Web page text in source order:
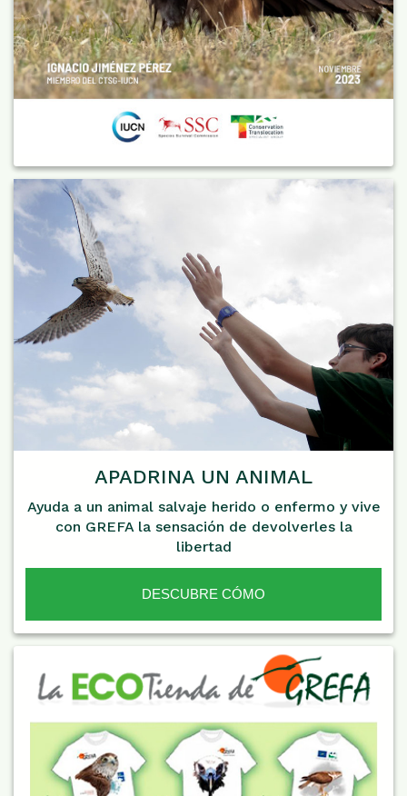
APADRINA UN ANIMAL
Ayuda a un animal salvaje herido o enfermo y vive
con GREFA la sensación de devolverles la
libertad
DESCUBRE CÓMO